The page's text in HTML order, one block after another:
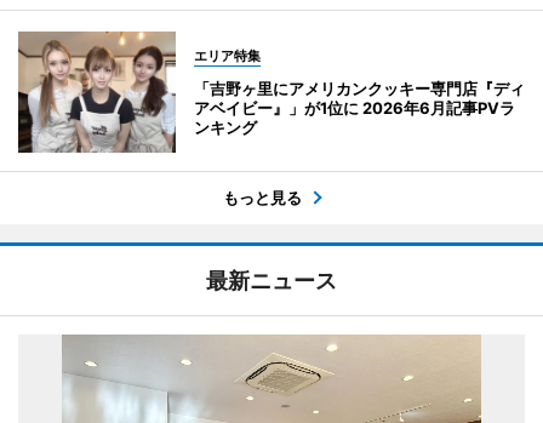
エリア特集
「吉野ヶ里にアメリカンクッキー専門店『ディ
アベイビー』」が1位に 2026年6月記事PVラ
ンキング
もっと見る
最新ニュース